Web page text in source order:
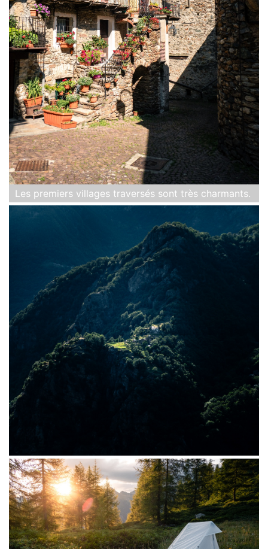
Les premiers villages traversés sont très charmants.